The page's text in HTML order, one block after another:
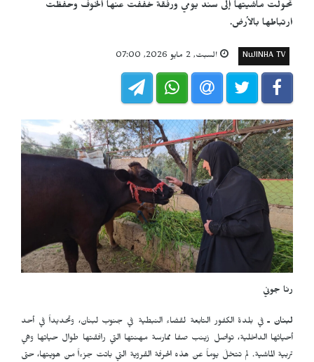
تحولت ماشيتها إلى سند يومي ورفقة خففت عنها الخوف وحفظت
ارتباطها بالأرض.
NuJINHA TV السبت, 2 مايو 2026, 07:00
رنا جوني
لبنان ـ في بلدة الكفور التابعة لقضاء النبطية في جنوب لبنان، وتحديداً في أحد
أحيائها الداخلية، تواصل زينب صفا ممارسة مهنتها التي رافقتها طوال حياتها وهي
تربية الماشية. لم تتخلَ يوماً عن هذه الحرفة القروية التي باتت جزءاً من هويتها، حتى